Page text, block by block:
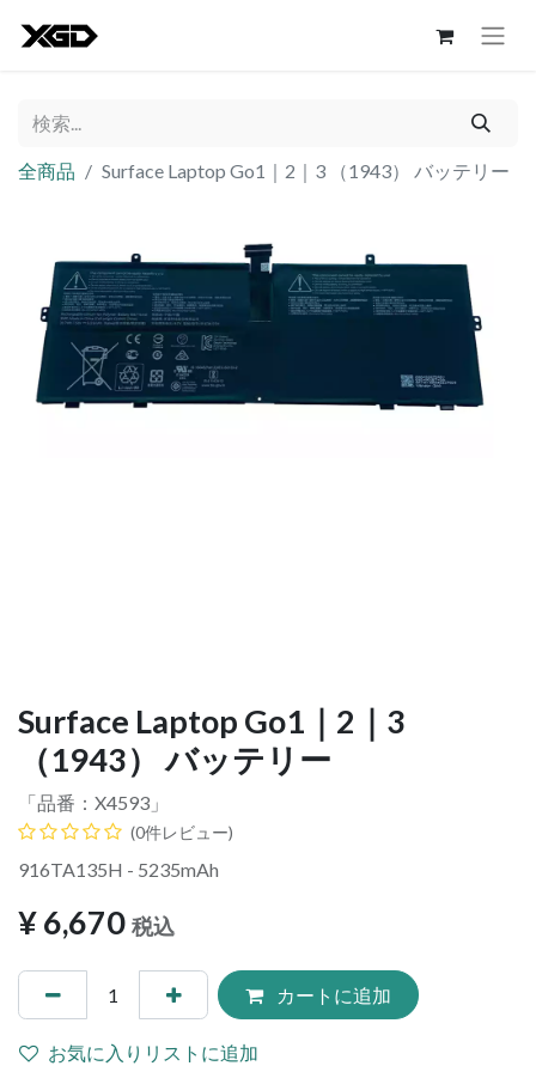
全商品 Surface Laptop Go1｜2｜3 （1943） バッテリー
Surface Laptop Go1｜2｜3
（1943） バッテリー
「品番： X4593 」
(0件レビュー)
916TA135H - 5235mAh
¥6,670 税込
カートに追加
お気に入りリストに追加